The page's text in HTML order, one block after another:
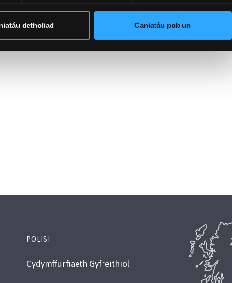
detholiad Caniatáu pob un
POLISI
Cydymffurfiaeth Gyfreithiol